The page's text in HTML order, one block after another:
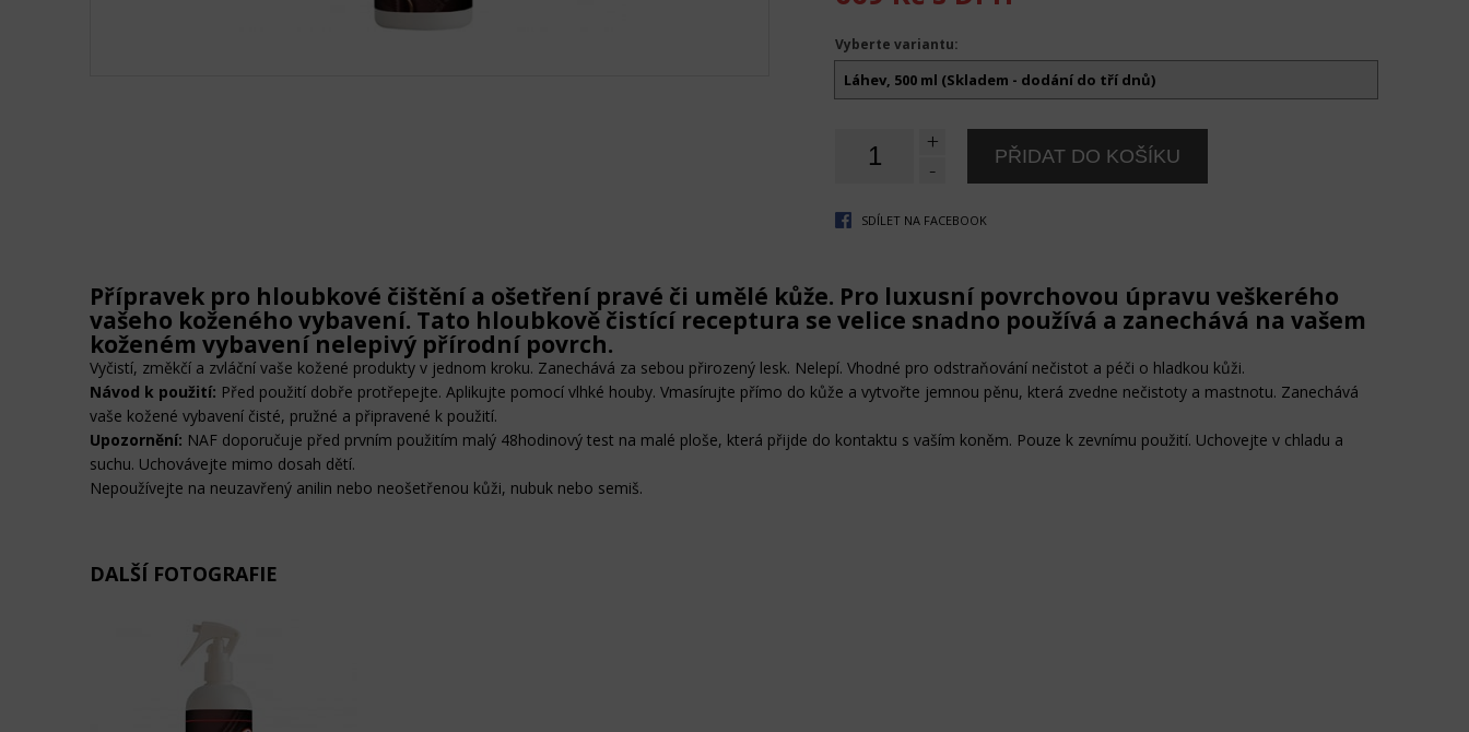
Vyberte variantu:
Láhev, 500 ml (Skladem - dodání do tří dnů)
+
-
SDÍLET NA FACEBOOK
Přípravek pro hloubkové čištění a ošetření pravé či umělé kůže. Pro luxusní povrchovou úpravu veškerého
vašeho koženého vybavení. Tato hloubkově čistící receptura se velice snadno používá a zanechává na vašem
koženém vybavení nelepivý přírodní povrch.
Vyčistí, změkčí a zvláční vaše kožené produkty v jednom kroku. Zanechává za sebou přirozený lesk. Nelepí. Vhodné pro odstraňování nečistot a péči o hladkou kůži.
Návod k použití: Před použití dobře protřepejte. Aplikujte pomocí vlhké houby. Vmasírujte přímo do kůže a vytvořte jemnou pěnu, která zvedne nečistoty a mastnotu. Zanechává
vaše kožené vybavení čisté, pružné a připravené k použití.
Upozornění: NAF doporučuje před prvním použitím malý 48hodinový test na malé ploše, která přijde do kontaktu s vaším koněm. Pouze k zevnímu použití. Uchovejte v chladu a
suchu. Uchovávejte mimo dosah dětí.
Nepoužívejte na neuzavřený anilin nebo neošetřenou kůži, nubuk nebo semiš.
DALŠÍ FOTOGRAFIE